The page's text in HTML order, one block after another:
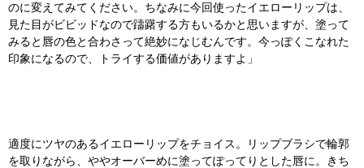
のに変えてみてください。ちなみに今回使ったイエローリップは、
見た目がビビッドなので躊躇する方もいるかと思いますが、塗って
みると唇の色と合わさって絶妙になじむんです。今っぽくこなれた
印象になるので、トライする価値がありますよ」
適度にツヤのあるイエローリップをチョイス。リップブラシで輪郭
を取りながら、ややオーバーめに塗ってぽってりとした唇に。きち